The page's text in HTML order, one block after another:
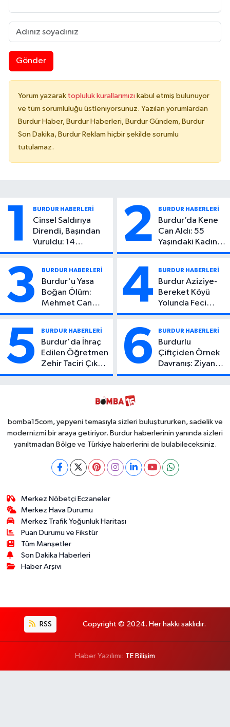
Gönder
Yorum yazarak topluluk kurallarımızı kabul etmiş bulunuyor
ve tüm sorumluluğu üstleniyorsunuz. Yazılan yorumlardan
Burdur Haber, Burdur Haberleri, Burdur Gündem, Burdur
Son Dakika, Burdur Reklam hiçbir şekilde sorumlu
tutulamaz.
1 BURDUR HABERLERİ
Cinsel Saldırıya
Direndi, Başından
Vuruldu: 14
Yaşındaki Çocuktan
2 BURDUR HABERLERİ
Burdur’da Kene
Can Aldı: 55
Yaşındaki Kadın
Hayatını Kaybetti
3 BURDUR HABERLERİ
Burdur'u Yasa
Boğan Ölüm:
Mehmet Can
Atıcı Genç Yaşta
4 BURDUR HABERLERİ
Burdur Aziziye-
Bereket Köyü
Yolunda Feci
Kaza: 1 Ölü, 2
5 BURDUR HABERLERİ
Burdur'da İhraç
Edilen Öğretmen
Zehir Taciri Çıktı:
Binlerce
6 BURDUR HABERLERİ
Burdurlu
Çiftçiden Örnek
Davranış: Ziyan
Olmasın Diye
Toplayabilecek
bomba15com, yepyeni temasıyla sizleri buluştururken, sadelik ve
modernizmi bir araya getiriyor. Burdur haberlerinin yanında sizleri
yanıltmadan Bölge ve Türkiye haberlerini de bulabileceksiniz.
Merkez Nöbetçi Eczaneler
Merkez Hava Durumu
Merkez Trafik Yoğunluk Haritası
Puan Durumu ve Fikstür
Tüm Manşetler
Son Dakika Haberleri
Haber Arşivi
RSS Copyright © 2024. Her hakkı saklıdır.
Haber Yazılımı: TE Bilişim